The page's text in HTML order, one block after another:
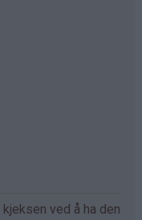
ved å ha den